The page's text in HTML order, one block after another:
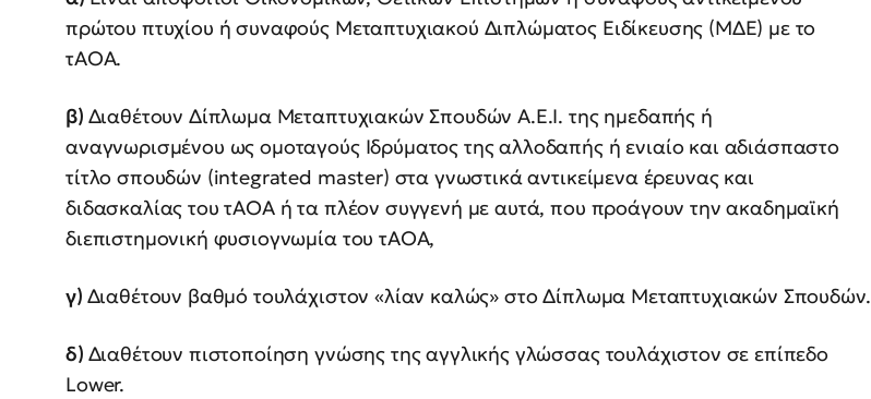
πρώτου πτυχίου ή συναφούς Μεταπτυχιακού Διπλώματος Ειδίκευσης (ΜΔΕ) με το
τΑΟΑ.
β) Διαθέτουν Δίπλωμα Μεταπτυχιακών Σπουδών Α.Ε.Ι. της ημεδαπής ή
αναγνωρισμένου ως ομοταγούς Ιδρύματος της αλλοδαπής ή ενιαίο και αδιάσπαστο
τίτλο σπουδών (integrated master) στα γνωστικά αντικείμενα έρευνας και
διδασκαλίας του τΑΟΑ ή τα πλέον συγγενή με αυτά, που προάγουν την ακαδημαϊκή
διεπιστημονική φυσιογνωμία του τΑΟΑ,
γ) Διαθέτουν βαθμό τουλάχιστον «λίαν καλώς» στο Δίπλωμα Μεταπτυχιακών Σπουδών.
δ) Διαθέτουν πιστοποίηση γνώσης της αγγλικής γλώσσας τουλάχιστον σε επίπεδο
Lower.